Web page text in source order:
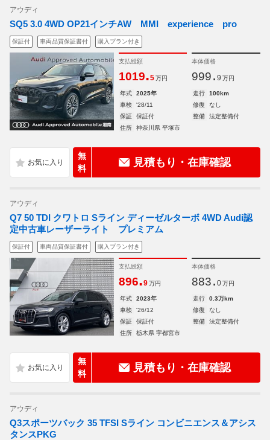
アウディ
SQ5 3.0 4WD OP21インチAW MMI experience pro
保証付 車両品質保証書付 購入プラン付き
支払総額
1019.5 万円
本体価格
999. 9 万円
年式 2025年 走行
100km
車検
'28/11 修復
なし
保証
保証付 整備
法定整備付
住所
神奈川県 平塚市
無
料
見積もり・在庫確認
アウディ
Q7 50 TDI クワトロ Sライン ディーゼルターボ 4WD Audi認
定中古車レーザーライト プレミアム
保証付 車両品質保証書付 購入プラン付き
支払総額
896.9 万円
本体価格
883. 0 万円
年式 2023年 走行
0.3万km
車検
'26/12 修復
なし
保証
保証付 整備
法定整備付
住所
栃木県 宇都宮市
無
料
見積もり・在庫確認
アウディ
Q3スポーツバック 35 TFSI Sライン コンビニエンス＆アシス
タンスPKG